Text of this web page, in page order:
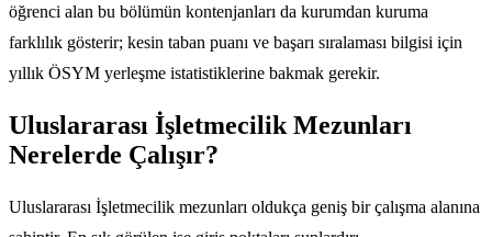
öğrenci alan bu bölümün kontenjanları da kurumdan kuruma
farklılık gösterir; kesin taban puanı ve başarı sıralaması bilgisi için
yıllık ÖSYM yerleşme istatistiklerine bakmak gerekir.
Uluslararası İşletmecilik Mezunları
Nerelerde Çalışır?
Uluslararası İşletmecilik mezunları oldukça geniş bir çalışma alanına